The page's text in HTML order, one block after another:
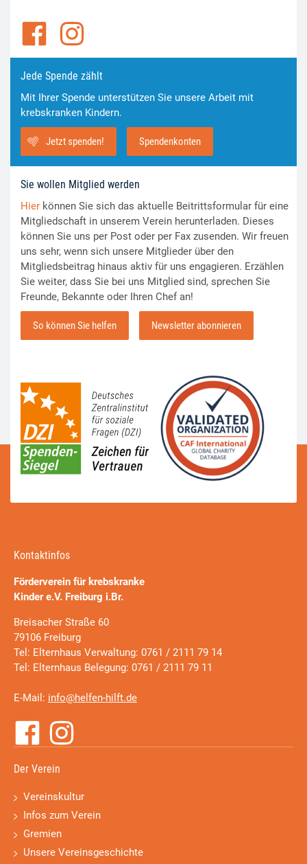
Jede Spende zählt
Mit Ihrer Spende unterstützen Sie unsere Arbeit mit
krebskranken Kindern.
Jetzt spenden! Spendenkonten
Sie wollen Mitglied werden
Hier können Sie sich das aktuelle Beitrittsformular für eine
Mitgliedschaft in unserem Verein herunterladen. Dieses
können Sie uns per Post oder per Fax zusenden. Wir freuen
uns sehr, wenn sich unsere Mitglieder über den
Mitgliedsbeitrag hinaus aktiv für uns engagieren. Erzählen
Sie weiter, dass Sie bei uns Mitglied sind, sprechen Sie
Freunde, Bekannte oder Ihren Chef an!
So können Sie helfen Newsletter abonnieren
Kontaktinfos
Förderverein für krebskranke
Kinder e.V. Freiburg i.Br.
Breisacher Straße 60
79106 Freiburg
Tel: Elternhaus Verwaltung: 0761 / 2111 79 14
Tel: Elternhaus Belegung: 0761 / 2111 79 11
E-Mail: info@helfen-hilft.de
Der Verein
Vereinskultur
Infos zum Verein
Gremien
Unsere Vereinsgeschichte